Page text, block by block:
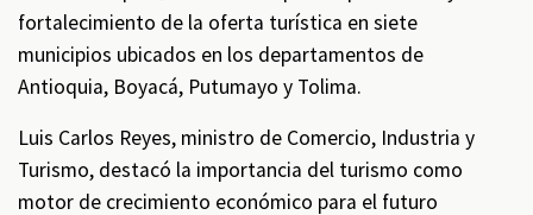
fortalecimiento de la oferta turística en siete
municipios ubicados en los departamentos de
Antioquia, Boyacá, Putumayo y Tolima.
Luis Carlos Reyes, ministro de Comercio, Industria y
Turismo, destacó la importancia del turismo como
motor de crecimiento económico para el futuro